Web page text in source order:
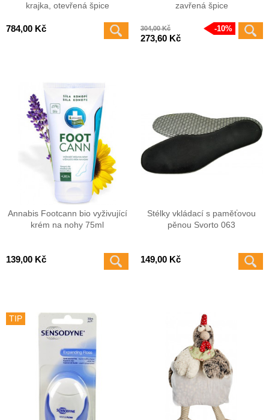
krajka, otevřená špice
784,00 Kč
zavřená špice
304,00 Kč 10%
273,60 Kč
Annabis Footcann bio vyživující
krém na nohy 75ml
139,00 Kč
Stélky vkládací s paměťovou
pěnou Svorto 063
149,00 Kč
TIP